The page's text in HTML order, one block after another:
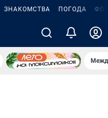
ЗНАКОМСТВА ПОГОДА